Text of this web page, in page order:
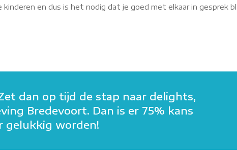
en dus is het nodig dat je goed met elkaar in gesprek
dan op tijd de stap naar delights,
Bredevoort. Dan is er 75% kans
gelukkig worden!